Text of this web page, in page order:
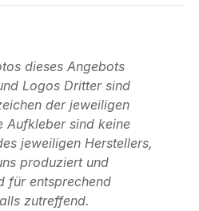
dieses Angebots
Logos Dritter sind
der jeweiligen
Aufkleber sind keine
jeweiligen Herstellers,
produziert und
für entsprechend
zutreffend.